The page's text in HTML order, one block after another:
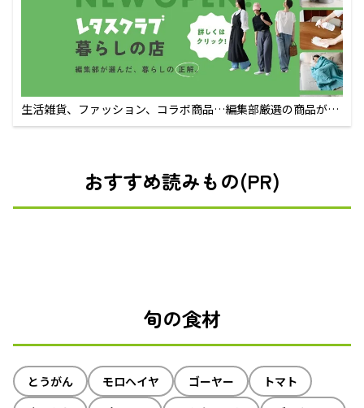
生活雑貨、ファッション、コラボ商品…編集部厳選の商品が買
えるECサイト
おすすめ読みもの(PR)
旬の食材
とうがん モロヘイヤ ゴーヤー
トマト